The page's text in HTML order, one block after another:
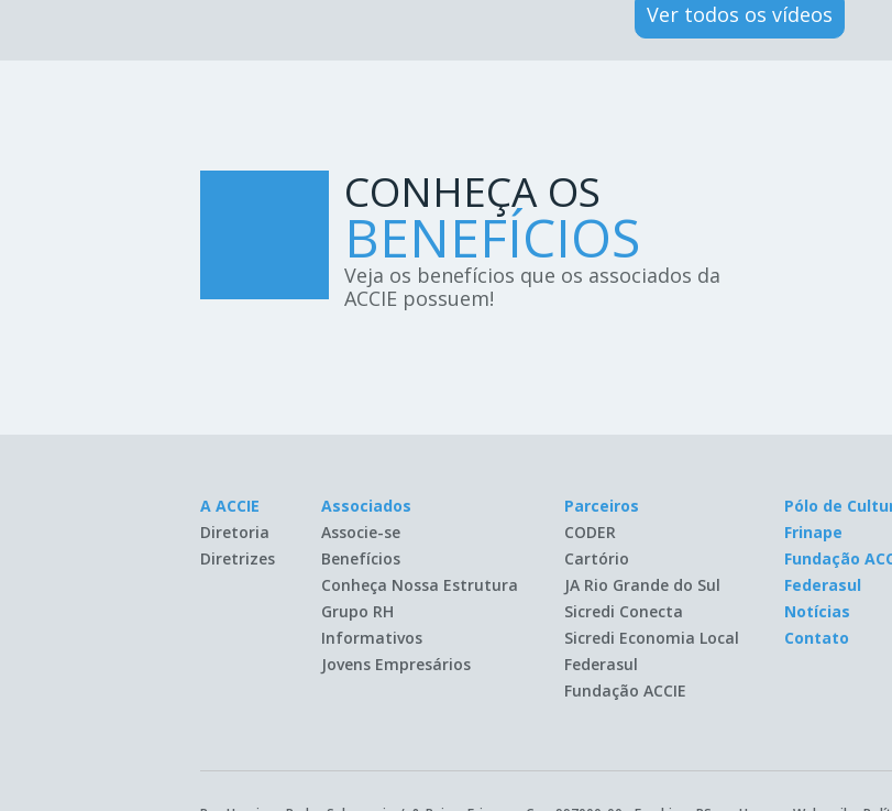
Ver todos os vídeos
CONHEÇA OS
BENEFÍCIOS
Veja os benefícios que os associados da
ACCIE possuem!
A ACCIE
Diretoria
Diretrizes
Associados
Associe-se
Benefícios
Conheça Nossa Estrutura
Grupo RH
Informativos
Jovens Empresários
Parceiros
CODER
Cartório
JA Rio Grande do Sul
Sicredi Conecta
Sicredi Economia Local
Federasul
Fundação ACCIE
Pólo de
Frinape
Fundação
Federasul
Notícias
Contato